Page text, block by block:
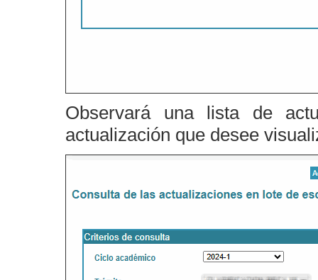
Observará una lista de
actualización que desee